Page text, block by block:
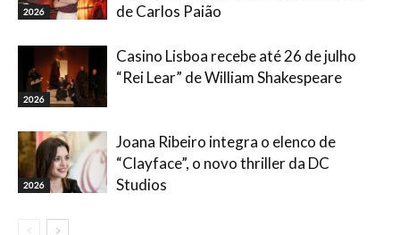
2026
de Carlos Paião
2026
Casino Lisboa recebe até 26 de julho
“Rei Lear” de William Shakespeare
2026
Joana Ribeiro integra o elenco de
“Clayface”, o novo thriller da DC
Studios